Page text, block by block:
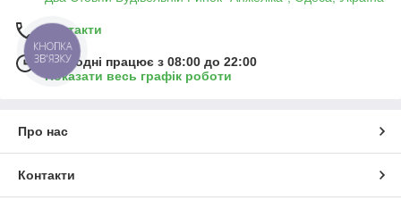
Контакти
Сьогодні працює з 08:00 до 22:00
Показати весь графік роботи
Про нас
Контакти
КНОПКА
ЗВ'ЯЗКУ